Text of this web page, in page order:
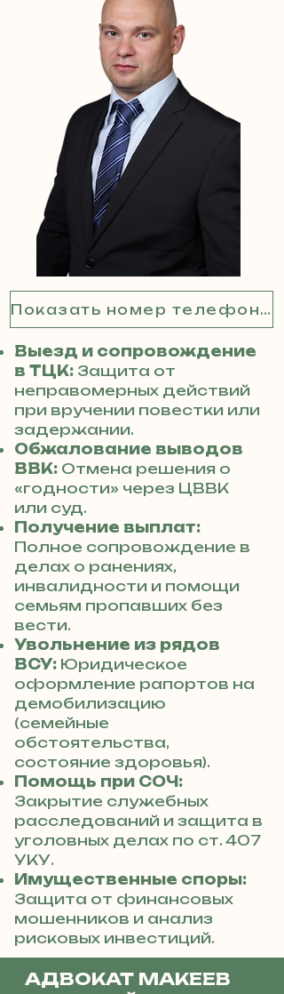
Показать номер телефона
Выезд и сопровождение
в ТЦК: Защита от
неправомерных действий
при вручении повестки или
задержании.
Обжалование выводов
ВВК: Отмена решения о
«годности» через ЦВВК
или суд.
Получение выплат:
Полное сопровождение в
делах о ранениях,
инвалидности и помощи
семьям пропавших без
вести.
Увольнение из рядов
ВСУ: Юридическое
оформление рапортов на
демобилизацию
(семейные
обстоятельства,
состояние здоровья).
Помощь при СОЧ:
Закрытие служебных
расследований и защита в
уголовных делах по ст. 407
УКУ.
Имущественные споры:
Защита от финансовых
мошенников и анализ
рисковых инвестиций.
АДВОКАТ МАКЕЕВ